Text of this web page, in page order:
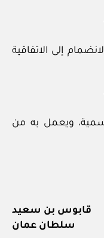
إلى الاتفاقية
ويعمل به من
قابوس بن سعيد
سلطان عمان